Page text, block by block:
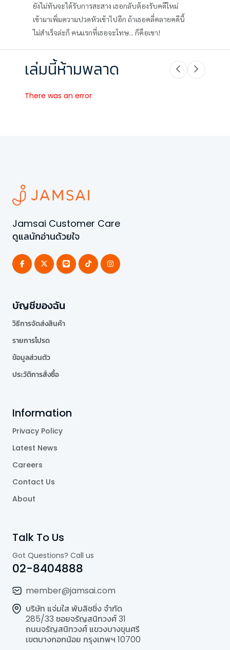
ยังไม่ทันจะได้รับการสะสาง เธอกลับต้องรับคดีใหม่
เข้ามาเพิ่มความปวดหัวเข้าไปอีก ถ้าเธอคลี่คลายคดีนี้
ไม่สำเร็จล่ะก็ คนแรกที่เธอจะโทษ... ก็คือเขา!
เล่มนี้ห้ามพลาด
There was an error
Jamsai Customer Care
ดูแลนักอ่านด้วยใจ
บัญชีของฉัน
วิธีการจัดส่งสินค้า
รายการโปรด
ข้อมูลส่วนตัว
ประวัติการสั่งซื้อ
Information
Privacy Policy
Latest News
Careers
Contact Us
About
Talk To Us
Got Questions? Call us
02-8404888
member@jamsai.com
บริษัท แจ่มใส พับลิชชิ่ง จำกัด
285/33 ซอยจรัญสนิทวงศ์ 31
ถนนจรัญสนิทวงศ์ แขวงบางขุนศรี
เขตบางกอกน้อย กรุงเทพฯ 10700